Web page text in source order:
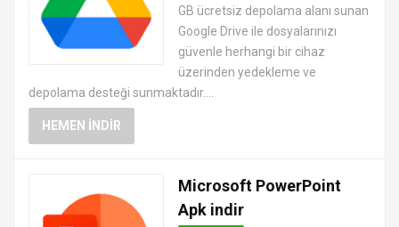
GB ücretsiz depolama alanı sunan
Google Drive ile dosyalarınızı
güvenle herhangi bir cihaz
üzerinden yedekleme ve
depolama desteği sunmaktadır....
HEMEN İNDIR
Microsoft PowerPoint
Apk indir